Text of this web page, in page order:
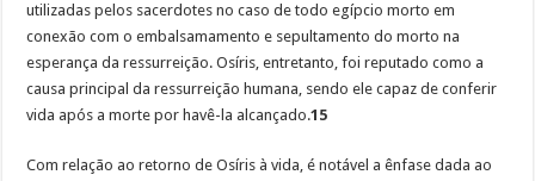
utilizadas pelos sacerdotes no caso de todo egípcio morto em
conexão com o embalsamamento e sepultamento do morto na
esperança da ressurreição. Osíris, entretanto, foi reputado como a
causa principal da ressurreição humana, sendo ele capaz de conferir
vida após a morte por havê-la alcançado.15
Com relação ao retorno de Osíris à vida, é notável a ênfase dada ao